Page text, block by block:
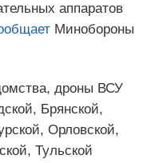
аппаратов
Минобороны
дроны ВСУ
Брянской,
Орловской,
Тульской